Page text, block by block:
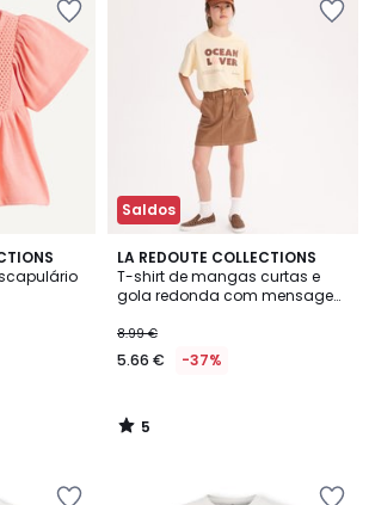
Saldos
LA REDOUTE COLLECTIONS
T-shirt de mangas curtas e
gola redonda com mensagem
8.99 €
5.66 € -37%
5
/
5
5
/